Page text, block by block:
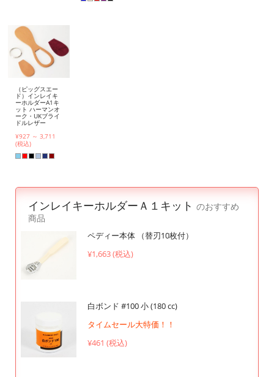
（ピッグスエー
ド）インレイキ
ーホルダーA1キ
ット ハーマンオ
ーク・UKブライ
ドルレザー
¥927 ～ 3,711
(税込)
インレイキーホルダーＡ１キット のおすすめ
商品
ペディー本体 （替刃10枚付）
¥1,663 (税込)
白ボンド #100 小 (180 cc)
タイムセール大特価！！
¥461 (税込)